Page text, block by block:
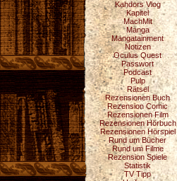
Kahdors Vlog
Kapitel
MachMit
Manga
Mangatainment
Notizen
Oculus Quest
Passwort
Podcast
Pulp
Rätsel
Rezensionen Buch
Rezension Comic
Rezensionen Film
Rezensionen Hörbuch
Rezensionen Hörspiel
Rund um Bücher
Rund um Filme
Rezension Spiele
Statistik
TV Tipp